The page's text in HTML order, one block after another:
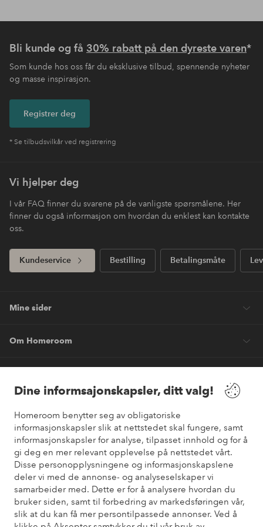
Dine informsajonskapsler, ditt valg!
Homeroom benytter seg av obligatoriske
informasjonskapsler slik at nettstedet skal fungere, samt
informasjonskapsler for analyse, tilpasset innhold og for å
gi deg en mer relevant opplevelse på nettstedet vårt.
Disse personopplysningene og informasjonskapslene
deler vi med de annonse- og analyseselskaper vi
samarbeider med. Dette er for å analysere hvordan du
bruker siden, samt til forbedring av markedsføringen vår,
slik at du kan få mer persontilpassede annonser. Ved å
Bli kunde og få 30% rabatt på den dyreste varen*
Som kunde hos oss får du eksklusive tilbud, spennende nyheter
og masse inspirasjon.
Registrer deg
* Se tilbudsvilkår ved registrering
Vi hjelper deg
I vår FAQ finner du svarene på de vanligste spørsmålene. Her
finner du også informasjon om hvordan du enklest kan kontakte
oss.
Kundeservice Bestilling Betalingsmåte
Mine sider
Om Homeroom
Venner
Sikre betalinger
Vil du vite mer om våre betalingsalternativer?